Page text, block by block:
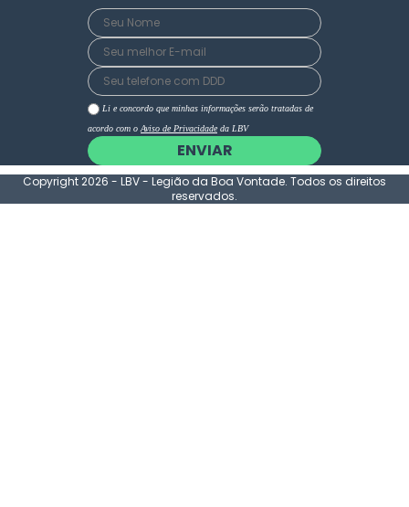
Li e concordo que minhas informações serão tratadas de
acordo com o Aviso de Privacidade da LBV
ENVIAR
Copyright 2026 - LBV - Legião da Boa Vontade. Todos os direitos
reservados.